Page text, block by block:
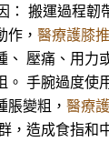
： 搬運過程韌
， 醫療護膝
、 壓痛、用力
。 手腕過度使
變粗， 醫療
，造成食指和